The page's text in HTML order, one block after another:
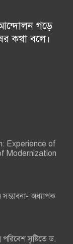
আন্দোলন গড়ে
কথা বলে।
Experience of
Modernization
সম্ভাবনা- অধ্যাপক
পরিবেশ সৃষ্টিতে ড.